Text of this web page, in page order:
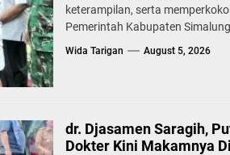
keterampilan, serta
Pemerintah Kabupaten
Wida Tarigan August 5, 2026
dr. Djasamen Saragih,
Dokter Kini Makamnya